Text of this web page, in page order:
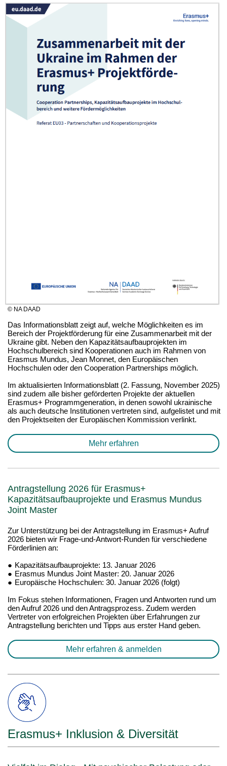
© NA DAAD
Das Informationsblatt zeigt auf, welche Möglichkeiten es im
Bereich der Projektförderung für eine Zusammenarbeit mit der
Ukraine gibt. Neben den Kapazitätsaufbauprojekten im
Hochschulbereich sind Kooperationen auch im Rahmen von
Erasmus Mundus, Jean Monnet, den Europäischen
Hochschulen oder den Cooperation Partnerships möglich.
Im aktualisierten Informationsblatt (2. Fassung, November 2025)
sind zudem alle bisher geförderten Projekte der aktuellen
Erasmus+ Programmgeneration, in denen sowohl ukrainische
als auch deutsche Institutionen vertreten sind, aufgelistet und mit
den Projektseiten der Europäischen Kommission verlinkt.
Mehr erfahren
Antragstellung 2026 für Erasmus+
Kapazitätsaufbauprojekte und Erasmus Mundus
Joint Master
Zur Unterstützung bei der Antragstellung im Erasmus+ Aufruf
2026 bieten wir Frage-und-Antwort-Runden für verschiedene
Förderlinien an:
● Kapazitätsaufbauprojekte: 13. Januar 2026
● Erasmus Mundus Joint Master: 20. Januar 2026
● Europäische Hochschulen: 30. Januar 2026 (folgt)
Im Fokus stehen Informationen, Fragen und Antworten rund um
den Aufruf 2026 und den Antragsprozess. Zudem werden
Vertreter von erfolgreichen Projekten über Erfahrungen zur
Antragstellung berichten und Tipps aus erster Hand geben.
Mehr erfahren & anmelden
Erasmus+ Inklusion & Diversität